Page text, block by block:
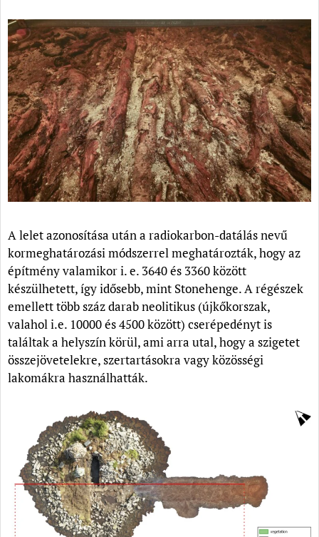
A lelet azonosítása után a radiokarbon-datálás nevű
kormeghatározási módszerrel meghatározták, hogy az
építmény valamikor i. e. 3640 és 3360 között
készülhetett, így idősebb, mint Stonehenge. A régészek
emellett több száz darab neolitikus (újkőkorszak,
valahol i.e. 10000 és 4500 között) cserépedényt is
találtak a helyszín körül, ami arra utal, hogy a szigetet
összejövetelekre, szertartásokra vagy közösségi
lakomákra használhatták.